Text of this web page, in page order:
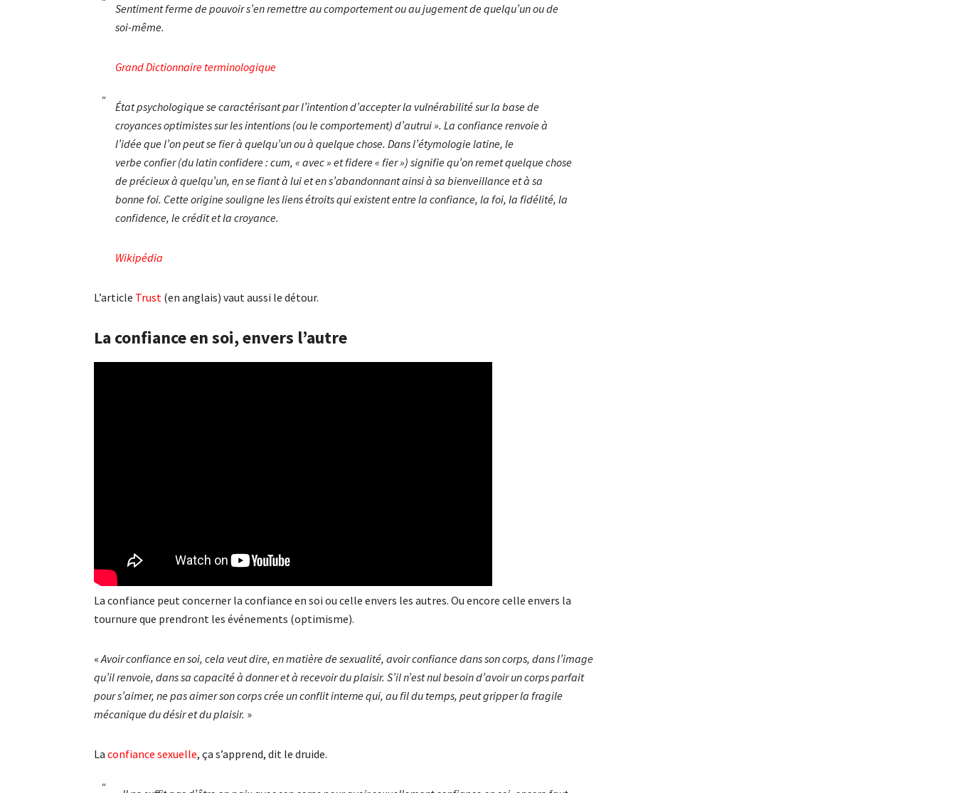
Sentiment ferme de pouvoir s’en remettre au comportement ou au jugement de quelqu’un ou de
soi-même.
Grand Dictionnaire terminologique
État psychologique se caractérisant par l’intention d’accepter la vulnérabilité sur la base de
croyances optimistes sur les intentions (ou le comportement) d’autrui ». La confiance renvoie à
l’idée que l’on peut se fier à quelqu’un ou à quelque chose. Dans l’étymologie latine, le
verbe confier (du latin confidere : cum, « avec » et fidere « fier ») signifie qu’on remet quelque chose
de précieux à quelqu’un, en se fiant à lui et en s’abandonnant ainsi à sa bienveillance et à sa
bonne foi. Cette origine souligne les liens étroits qui existent entre la confiance, la foi, la fidélité, la
confidence, le crédit et la croyance.
Wikipédia
L’article Trust (en anglais) vaut aussi le détour.
La confiance en soi, envers l’autre
La confiance peut concerner la confiance en soi ou celle envers les autres. Ou encore celle envers la
tournure que prendront les événements (optimisme).
«Avoir confiance en soi, cela veut dire, en matière de sexualité, avoir confiance dans son corps, dans l’image
qu’il renvoie, dans sa capacité à donner et à recevoir du plaisir. S’il n’est nul besoin d’avoir un corps parfait
pour s’aimer, ne pas aimer son corps crée un conflit interne qui, au fil du temps, peut gripper la fragile
mécanique du désir et du plaisir. »
La confiance sexuelle, ça s’apprend, dit le druide.